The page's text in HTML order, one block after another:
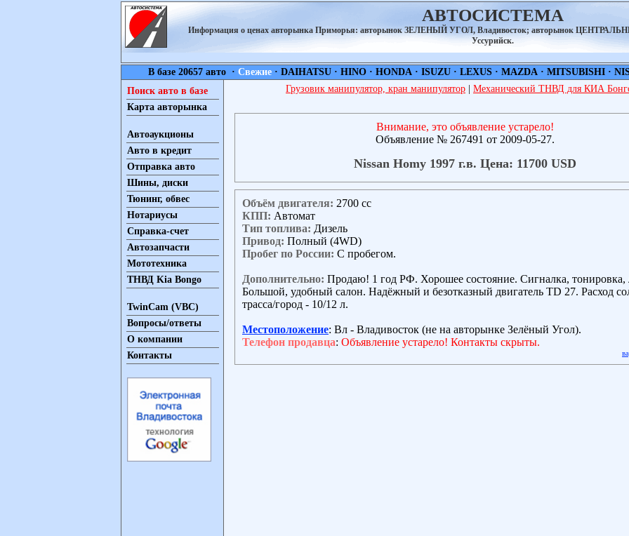
АВТОСИСТЕМА
Информация о ценах авторынка Приморья: авторынок ЗЕЛЕНЫЙ УГОЛ, Владивосток; авторынок
Уссурийск.
В базе 20657 авто · Свежие· DAIHATSU· HINO· HONDA· ISUZU· LEXUS· MAZDA· MITSUBISHI·
Поиск авто в базе
Карта авторынка
Автоаукционы
Авто в кредит
Отправка авто
Шины, диски
Тюнинг, обвес
Нотариусы
Справка-счет
Автозапчасти
Мототехника
ТНВД Kia Bongo
TwinCam (VBC)
Вопросы/ответы
О компании
Контакты
Грузовик манипулятор, кран манипулятор Механический ТНВД для КИА
Внимание, это объявление устарело!
Объявление № 267491 от 2009-05-27.
Nissan Homy 1997 г.в. Цена: 11700 USD
Объём двигателя: 2700 сс
КПП: Автомат
Тип топлива: Дизель
Привод: Полный (4WD)
Пробег по России: С пробегом.
Дополнительно: Продаю! 1 год РФ. Хорошее состояние. Сигналка, тонировка,
Большой, удобный салон. Надёжный и безотказный двигатель TD 27. Расход
трасса/город - 10/12 л.
Местоположение: Вл - Владивосток (не на авторынке Зелёный Угол).
Телефон продавца: Объявление устарело! Контакты скрыты.